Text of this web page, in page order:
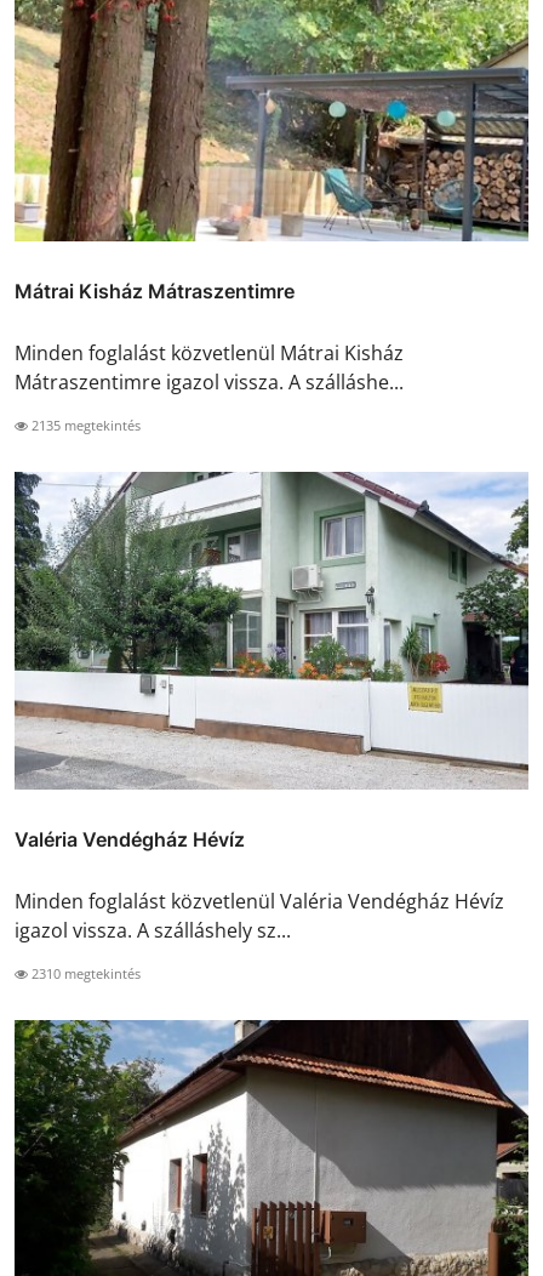
Mátrai Kisház Mátraszentimre
Minden foglalást közvetlenül Mátrai Kisház
Mátraszentimre igazol vissza. A szálláshe...
2135 megtekintés
Valéria Vendégház Hévíz
Minden foglalást közvetlenül Valéria Vendégház Hévíz
igazol vissza. A szálláshely sz...
2310 megtekintés